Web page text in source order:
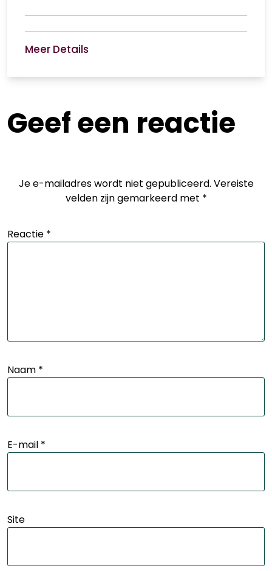
Meer Details
Geef een reactie
Je e-mailadres wordt niet gepubliceerd. Vereiste
velden zijn gemarkeerd met *
Reactie *
Naam *
E-mail *
Site